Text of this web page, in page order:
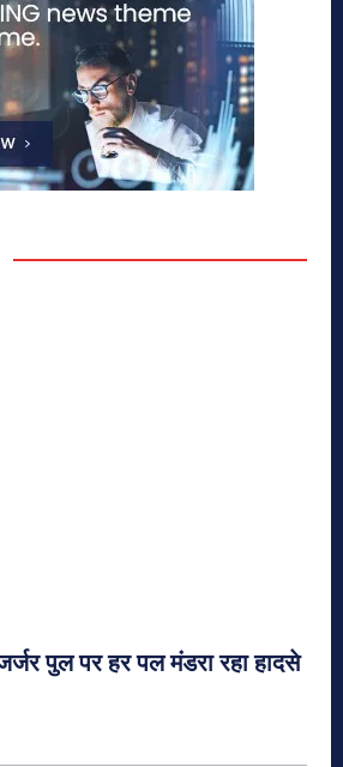
पुल पर हर पल मंडरा रहा हादसे